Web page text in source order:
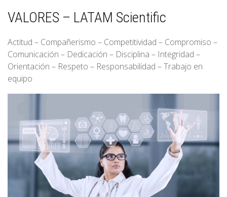
VALORES – LATAM Scientific
Actitud – Compañerismo – Competitividad – Compromiso –
Comunicación – Dedicación – Disciplina – Integridad –
Orientación – Respeto – Responsabilidad – Trabajo en
equipo